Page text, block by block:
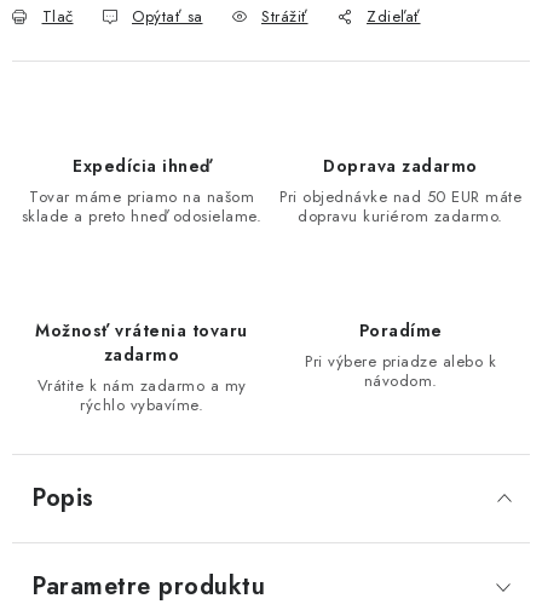
Tlač Opýtať sa Strážiť Zdieľať
Expedícia ihneď
Tovar máme priamo na našom
sklade a preto hneď odosielame.
Doprava zadarmo
Pri objednávke nad 50 EUR máte
dopravu kuriérom zadarmo.
Možnosť vrátenia tovaru
zadarmo
Vrátite k nám zadarmo a my
rýchlo vybavíme.
Poradíme
Pri výbere priadze alebo k
návodom.
Popis
Parametre produktu